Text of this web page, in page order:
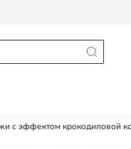
с эффектом крокодиловой